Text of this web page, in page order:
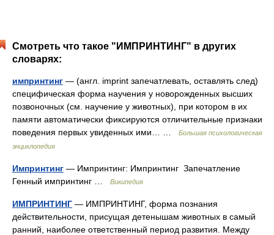
Смотреть что такое "ИМПРИНТИНГ" в других
словарях:
импринтинг — (англ. imprint запечатлевать, оставлять след)
специфическая форма научения у новорожденных высших
позвоночных (см. научение у животных), при котором в их
памяти автоматически фиксируются отличительные признаки
поведения первых увиденных ими… …
Большая психологическая
энциклопедия
Импринтинг — Импринтинг: Импринтинг Запечатление
Генный импринтинг …
Википедия
ИМПРИНТИНГ — ИМПРИНТИНГ, форма познания
действительности, присущая детенышам животных в самый
ранний, наиболее ответственный период развития. Между